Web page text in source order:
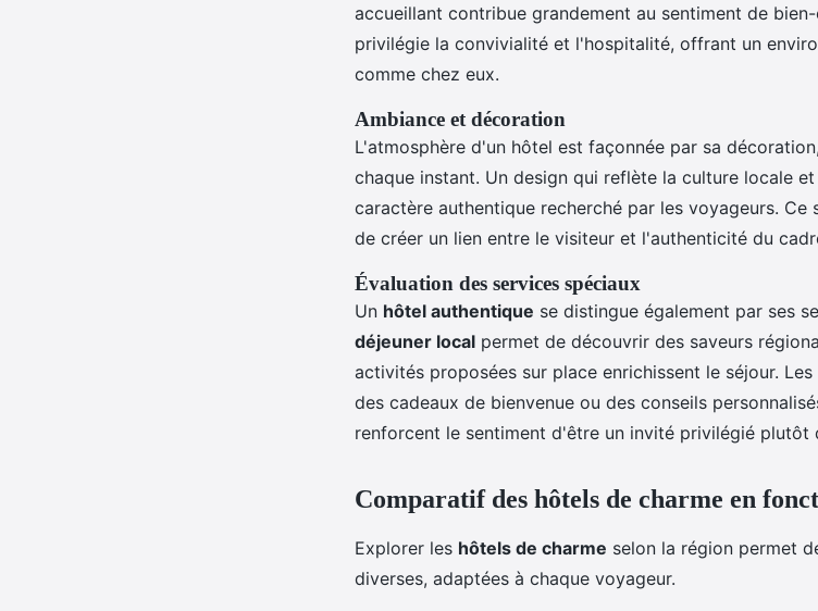
accueillant contribue grandement au sentiment de
privilégie la convivialité et l'hospitalité, offrant un
comme chez eux.
Ambiance et décoration
L'atmosphère d'un hôtel est façonnée par sa
chaque instant. Un design qui reflète la culture locale
caractère authentique recherché par les voyageurs.
de créer un lien entre le visiteur et l'authenticité du
Évaluation des services spéciaux
Un hôtel authentique se distingue également par ses
déjeuner local permet de découvrir des saveurs
activités proposées sur place enrichissent le séjour.
des cadeaux de bienvenue ou des conseils
renforcent le sentiment d'être un invité privilégié plutôt
Comparatif des hôtels de charme en
Explorer les hôtels de charme selon la région permet
diverses, adaptées à chaque voyageur.